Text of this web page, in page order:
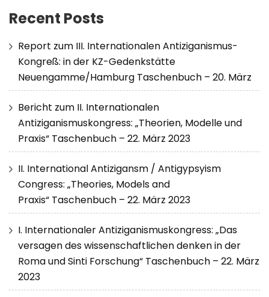
Recent Posts
Report zum III. Internationalen Antiziganismus-
Kongreß: in der KZ-Gedenkstätte
Neuengamme/Hamburg Taschenbuch – 20. März
Bericht zum II. Internationalen
Antiziganismuskongress: „Theorien, Modelle und
Praxis“ Taschenbuch – 22. März 2023
II. International Antizigansm / Antigypsyism
Congress: „Theories, Models and
Praxis“ Taschenbuch – 22. März 2023
I. Internationaler Antiziganismuskongress: „Das
versagen des wissenschaftlichen denken in der
Roma und Sinti Forschung“ Taschenbuch – 22. März
2023